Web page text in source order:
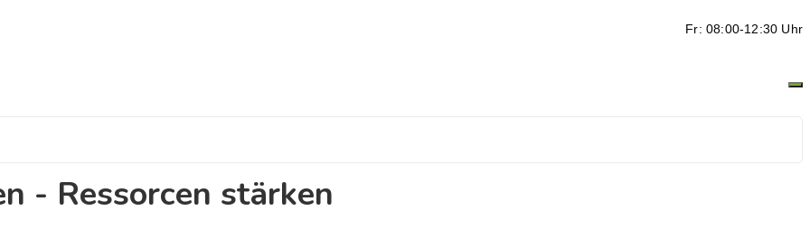
Fr: 08:00-12:30 Uhr
- Ressorcen stärken